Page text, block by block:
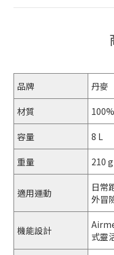
品牌 丹麥
材質
容量 8 L
重量 210 g
適用運動
日常
外冒
機能設計
式靈